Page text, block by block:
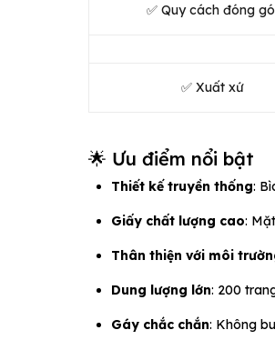
✅ Quy cách đóng
✅ Xuất xứ
🌟 Ưu điểm nổi bật
Thiết kế truyền thống:
Giấy chất lượng cao:
Thân thiện với môi
Dung lượng lớn: 200
Gáy chắc chắn: Không